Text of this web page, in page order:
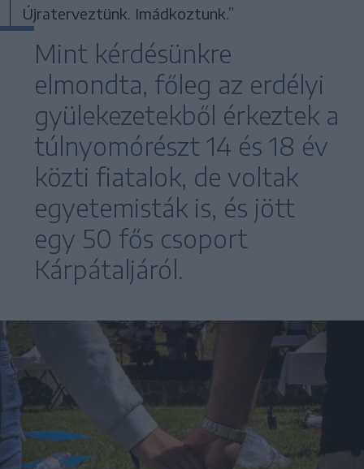
Újraterveztünk. Imádkoztunk.”
Mint kérdésünkre
elmondta, főleg az erdélyi
gyülekezetekből érkeztek a
túlnyomórészt 14 és 18 év
közti fiatalok, de voltak
egyetemisták is, és jött
egy 50 fős csoport
Kárpátaljáról.